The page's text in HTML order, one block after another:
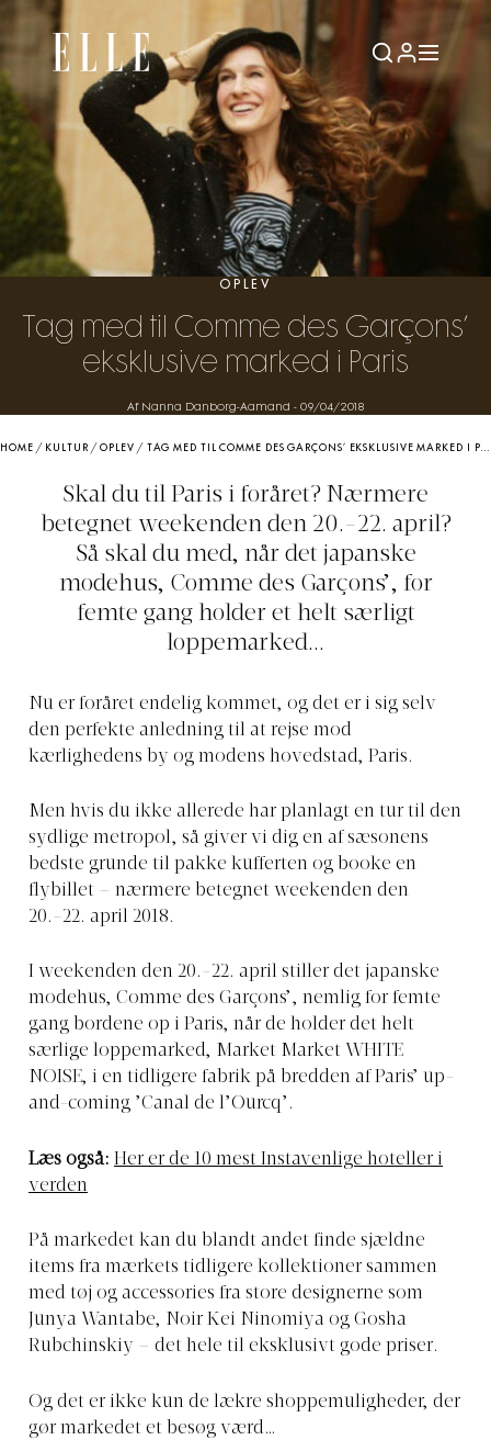
OPLEV
Tag med til Comme des Garçons’
eksklusive marked i Paris
Af Nanna Danborg-Aamand - 09/04/2018
HOME / KULTUR /OPLEV / TAG MED TIL COMME DES GARÇONS’ EKSKLUSIVE MARKED I PARIS
Skal du til Paris i foråret? Nærmere
betegnet weekenden den 20.-22. april?
Så skal du med, når det japanske
modehus, Comme des Garçons’, for
femte gang holder et helt særligt
loppemarked...
Nu er foråret endelig kommet, og det er i sig selv
den perfekte anledning til at rejse mod
kærlighedens by og modens hovedstad, Paris.
Men hvis du ikke allerede har planlagt en tur til den
sydlige metropol, så giver vi dig en af sæsonens
bedste grunde til pakke kufferten og booke en
flybillet – nærmere betegnet weekenden den
20.-22. april 2018.
I weekenden den 20.-22. april stiller det japanske
modehus, Comme des Garçons’, nemlig for femte
gang bordene op i Paris, når de holder det helt
særlige loppemarked, Market Market WHITE
NOISE, i en tidligere fabrik på bredden af Paris’ up-
and-coming ’Canal de l’Ourcq’.
Læs også: Her er de 10 mest Instavenlige hoteller i
verden
På markedet kan du blandt andet finde sjældne
items fra mærkets tidligere kollektioner sammen
med tøj og accessories fra store designerne som
Junya Wantabe, Noir Kei Ninomiya og Gosha
Rubchinskiy – det hele til eksklusivt gode priser.
Og det er ikke kun de lækre shoppemuligheder, der
gør markedet et besøg værd…